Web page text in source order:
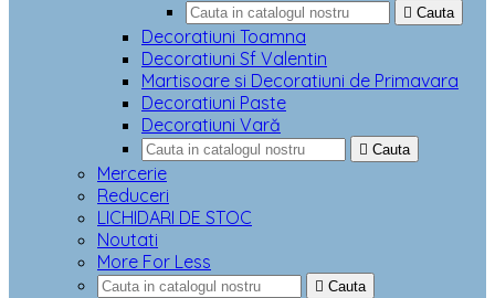
 Cauta
Decoratiuni Toamna
Decoratiuni Sf Valentin
Martisoare si Decoratiuni de Primavara
Decoratiuni Paste
Decoratiuni Vară
 Cauta
Mercerie
Reduceri
LICHIDARI DE STOC
Noutati
More For Less
 Cauta